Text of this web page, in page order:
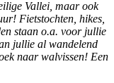
Vallei, maar ook
Fietstochten, hikes,
staan o.a. voor jullie
jullie al wandelend
naar walvissen! Een